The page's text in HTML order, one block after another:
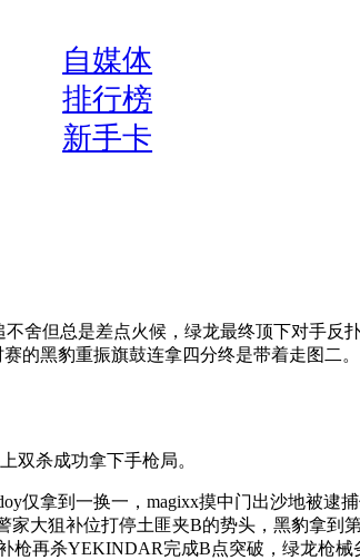
自媒体
排行榜
新手卡
舍但总是差点火候，绿龙最终顶下对手反
的黑豹重振旗鼓连拿四分终是带着走图二
双杀成功拿下手枪局。
拿到一换一，magixx摸中门出沙地被逮
大狙补位打停土匪夹B的势头，黑豹拿到
枪再杀YEKINDAR完成B点突破，绿龙枪械